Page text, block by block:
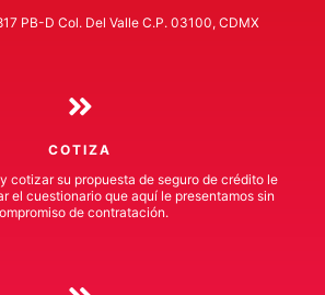
PB-D Col. Del Valle C.P. 03100, CDMX
COTIZA
cotizar su propuesta de seguro de crédito le
el cuestionario que aquí le presentamos sin
de contratación.